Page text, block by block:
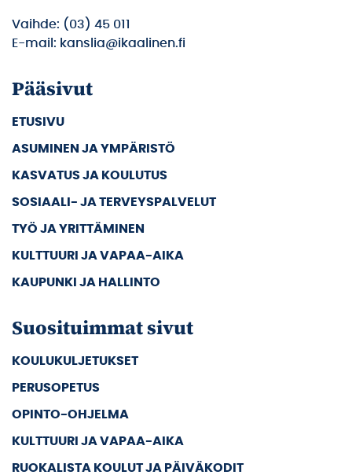
Vaihde: (03) 45 011
E-mail: kanslia@ikaalinen.fi
Pääsivut
ETUSIVU
ASUMINEN JA YMPÄRISTÖ
KASVATUS JA KOULUTUS
SOSIAALI- JA TERVEYSPALVELUT
TYÖ JA YRITTÄMINEN
KULTTUURI JA VAPAA-AIKA
KAUPUNKI JA HALLINTO
Suosituimmat sivut
KOULUKULJETUKSET
PERUSOPETUS
OPINTO-OHJELMA
KULTTUURI JA VAPAA-AIKA
RUOKALISTA KOULUT JA PÄIVÄKODIT